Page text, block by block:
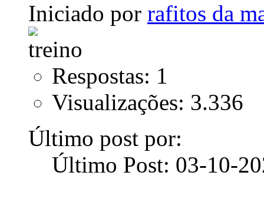
Iniciado por rafitos da
Respostas: 1
Visualizações: 3.336
Último post por:
Último Post: 03-10-